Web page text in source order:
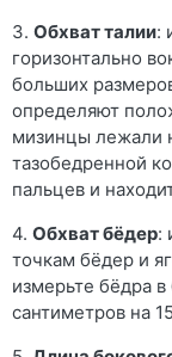
3. Обхват талии:
горизонтально
больших
определяют
мизинцы лежали
тазобедренной
пальцев и
4. Обхват бёдер:
точкам бёдер и
измерьте бёдра
сантиметров на